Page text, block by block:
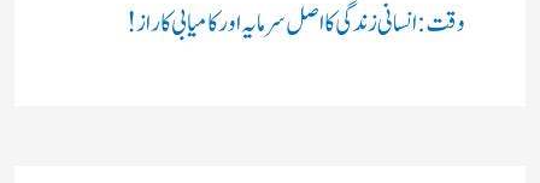
وقت: انسانی زندگی کا اصل سرمایہ اور کامیابی کا راز !